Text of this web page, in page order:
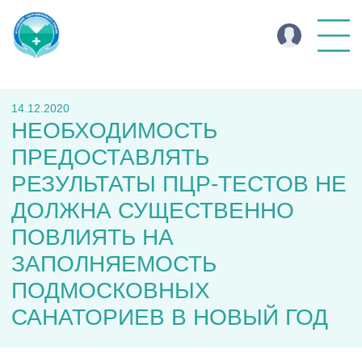
14.12.2020
НЕОБХОДИМОСТЬ
ПРЕДОСТАВЛЯТЬ
РЕЗУЛЬТАТЫ ПЦР-ТЕСТОВ НЕ
ДОЛЖНА СУЩЕСТВЕННО
ПОВЛИЯТЬ НА
ЗАПОЛНЯЕМОСТЬ
ПОДМОСКОВНЫХ
САНАТОРИЕВ В НОВЫЙ ГОД